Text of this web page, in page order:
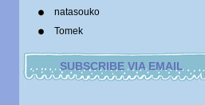
natasouko
Tomek
SUBSCRIBE VIA EMAIL